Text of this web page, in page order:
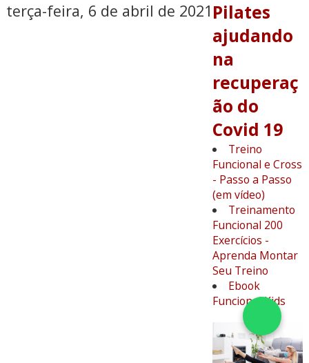
terça-feira, 6 de abril de 2021 Pilates
ajudando
na
recuperaç
ão do
Covid 19
Treino
Funcional e Cross
- Passo a Passo
(em vídeo)
Treinamento
Funcional 200
Exercícios -
Aprenda Montar
Seu Treino
Ebook
Funcional Kids